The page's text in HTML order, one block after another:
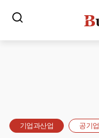
기업과산업 공기업